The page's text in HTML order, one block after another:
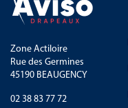
Zone Actiloire
Rue des Germines
45190 BEAUGENCY
02 38 83 77 72